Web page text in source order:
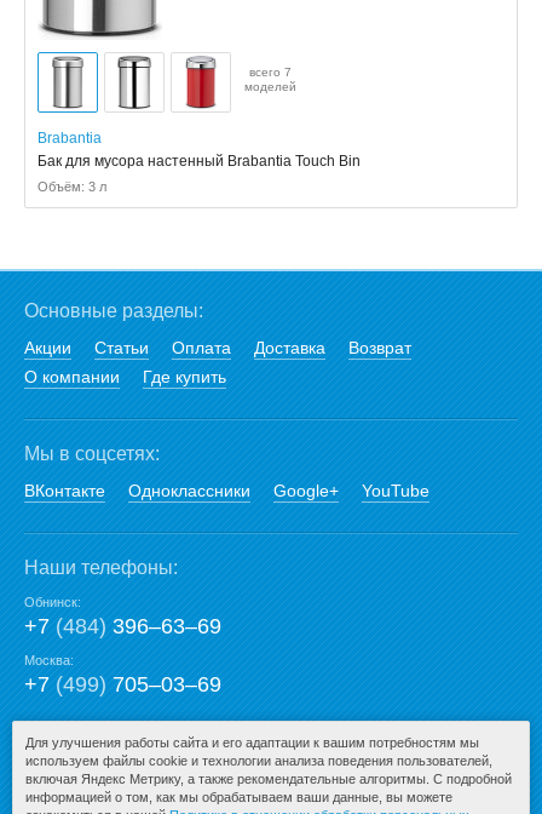
всего 7
моделей
Brabantia
Бак для мусора настенный Brabantia Touch Bin
Объём: 3 л
Основные разделы:
Акции Статьи Оплата Доставка
Возврат
О компании
Где купить
Мы в соцсетях:
ВКонтакте Одноклассники Google+ YouTube
Наши телефоны:
Обнинск:
+7(484)396‒63‒69
Москва:
+7(499)705‒03‒69
E-mail:
mail@san-premium.ru
Для улучшения работы сайта и его адаптации к вашим потребностям мы
используем файлы cookie и технологии анализа поведения пользователей,
включая Яндекс Метрику, а также рекомендательные алгоритмы. С подробной
информацией о том, как мы обрабатываем ваши данные, вы можете